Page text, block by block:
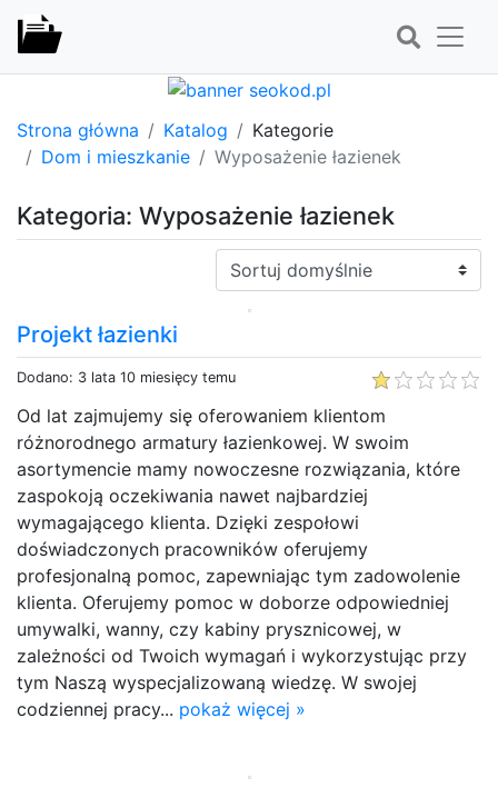
Strona główna Katalog
Kategorie
Dom i mieszkanie
Wyposażenie łazienek
Kategoria: Wyposażenie łazienek
Sortuj:
Projekt łazienki
Dodano: 3 lata 10 miesięcy temu
Od lat zajmujemy się oferowaniem klientom
różnorodnego armatury łazienkowej. W swoim
asortymencie mamy nowoczesne rozwiązania, które
zaspokoją oczekiwania nawet najbardziej
wymagającego klienta. Dzięki zespołowi
doświadczonych pracowników oferujemy
profesjonalną pomoc, zapewniając tym zadowolenie
klienta. Oferujemy pomoc w doborze odpowiedniej
umywalki, wanny, czy kabiny prysznicowej, w
zależności od Twoich wymagań i wykorzystując przy
tym Naszą wyspecjalizowaną wiedzę. W swojej
codziennej pracy... pokaż więcej »